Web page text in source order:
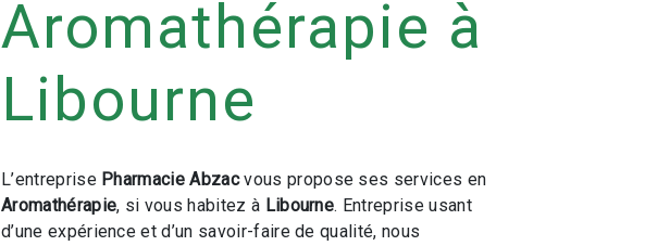
Aromathérapie à
Libourne
L’entreprise Pharmacie Abzacvous propose ses services en
Aromathérapie, si vous habitez à Libourne. Entreprise usant
d’une expérience et d’un savoir-faire de qualité, nous